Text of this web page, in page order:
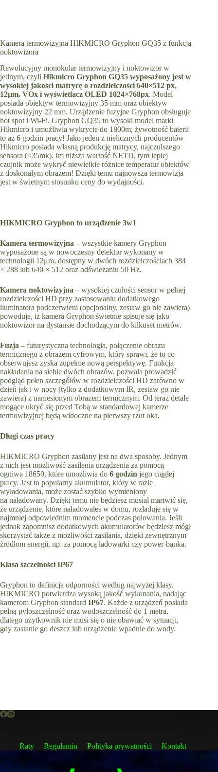
Kamera termowizyjna HIKMICRO Gryphon GQ35 z funkcją
noktowizora
Rewolucyjny monokular termowizyjny i noktowizor w
jednym, czyli Hikmicro Gryphon GQ35 wyposażony jest w
wysokiej jakości matrycę o rozdzielczości 640×512 px,
12µm, VOx i wyświetlacz OLED 1024×768px. Model
posiada obiektyw termowizyjny 35 mm oraz obiektyw
noktowizyjny 22 mm. Urządzenie fuzyjne Gryphon obsługuje
hot spot i Wi-Fi. Gryphon GQ35 to wysoki model marki
Hikmicro i umożliwia wykrycie do 1800m, żywotność baterii
to aż 6 godzin pracy! Jako jeden z nielicznych producentów
Hikmicro posiada własną produkcję matrycy, najczulszego
sensora (<35mk). Im niższa wartość NETD, tym lepiej
czujnik może wykryć niewielkie różnice temperatur obiektów
z doskonałym obrazem! Dzięki temu najnowsza termowizja
jest w świetnym stosunku ceny do wydajności.
HIKMICRO Gryphon to urządzenie 3w1
Kamera termowizyjna – wszystkie kamery Gryphon
wyposażone są w nowoczesny detektor wykonany w
technologii 12μm, dostępny w dwóch rozdzielczościach 384
× 288 lub 640 × 512 oraz odświeżaniu 50 Hz.
Kamera noktowizyjna – wysokiej czułości sensor w pełnej
rozdzielczości HD przy zastosowaniu dodatkowego
iluminatora podczerwieni (opcjonalny, zestaw go nie zawiera)
powoduje, iż kamera Gryphon świetnie spisuje się jako
noktowizor na dystansie dochodzącym do kilkuset metrów.
Fuzja – futurystyczna technologia, połączenie obrazu
termicznego z obrazem cyfrowym, który sprawi, że to co
obserwujesz zyska zupełnie nową perspektywę. Funkcja
nakładania na siebie dwóch obrazów, pozwala prowadzić
podgląd pełen szczegółów w rozdzielczości HD zarówno w
dzień jak i w nocy (tylko z dodatkowym IR, zestaw go nie
zawiera) z naniesionym obrazem termicznym. Od teraz detale
mogące ukryć się przed Tobą w standardowej kamerze
termowizyjnej będą widoczne na pierwszy rzut oka.
Długi czas pracy
HIKMICRO Gryphon zasilany jest na dwa sposoby. Jednym
z nich jest możliwość zasilenia urządzenia za pomocą
ogniwa 18650, które umożliwia do 6 godzin jego ciągłej
pracy. Jest to popularny akumulator, który w razie
wyładowania, może zostać szybko wymieniony
na naładowany. Dzięki temu nie będziesz musiał martwić się,
że urządzenie, które naładowałeś w domu, rozładuje się w
najmniej odpowiednim momencie podczas polowania. Jeśli
jednak zapomnisz dodatkowych akumulatorów będziesz mógł
skorzystać także z możliwości zasilania, dzięki zewnętrznym
źródłom energii, np. za pomocą ładowarki czy power-banka.
Klasa szczelności IP67
Gryphon to definicja odporności według najwyżej klasy.
HIKMICRO potwierdza wysoką jakość wykonania, nadając
kamerom Gryphon standard IP67. Każde z urządzeń posiada
pełną pyłoszczelność oraz wodoszczelność do 1 metra,
dlatego użytkownik nie musi się o nie obawiać w sytuacji,
gdy zastanie go deszcz lub urządzenie wpadnie do wody.
Raty Regulamin Polityka prywatności Kontakt